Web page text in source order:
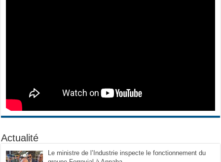
Actualité
Le ministre de l’Industrie inspecte le fonctionnement du